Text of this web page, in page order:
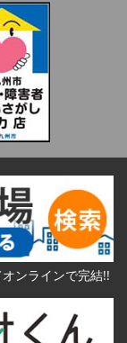
ンラインで完結!!